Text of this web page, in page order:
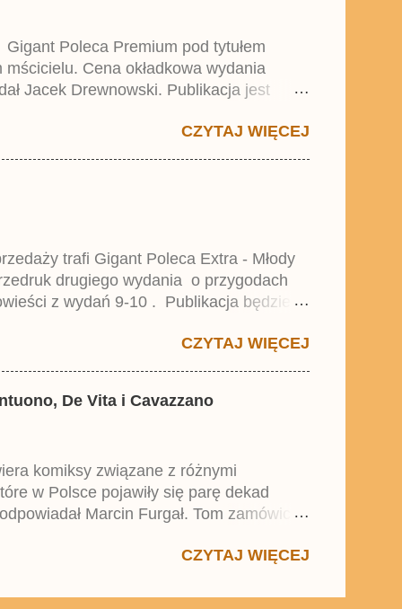
Poleca Premium pod tytułem
Cena okładkowa wydania
Jacek Drewnowski. Publikacja jest
CZYTAJ WIĘCEJ
trafi Gigant Poleca Extra - Młody
drugiego wydania o przygodach
z wydań 9-10 . Publikacja będzie
CZYTAJ WIĘCEJ
De Vita i Cavazzano
komiksy związane z różnymi
w Polsce pojawiły się parę dekad
Marcin Furgał. Tom zamówicie
CZYTAJ WIĘCEJ